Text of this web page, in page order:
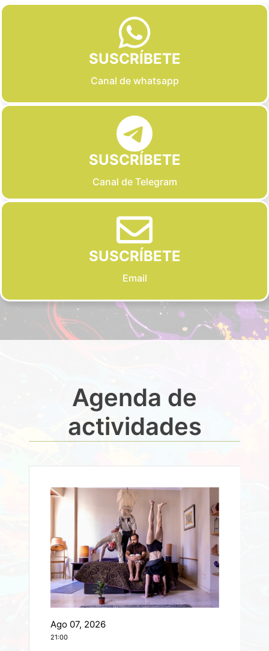
SUSCRÍBETE
Canal de whatsapp
SUSCRÍBETE
Canal de Telegram
SUSCRÍBETE
Email
Agenda de
actividades
Ago 07, 2026
21:00